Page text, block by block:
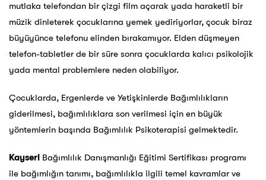
mutlaka telefondan bir çizgi film açarak yada haraketli bir
müzik dinleterek çocuklarına yemek yediriyorlar, çocuk biraz
büyüyünce telefonu elinden bırakamıyor. Elden düşmeyen
telefon-tabletler de bir süre sonra çocuklarda kalıcı psikolojik
yada mental problemlere neden olabiliyor.
Çocuklarda, Ergenlerde ve Yetişkinlerde Bağımlılıkların
giderilmesi, bağımlılıklara son verilmesi için en büyük
yöntemlerin başında Bağımlılık Psikoterapisi gelmektedir.
Kayseri Bağımlılık Danışmanlığı Eğitimi Sertifikası programı
ile bağımlığın tanımı, bağımlılıkla ilgili temel kavramlar ve